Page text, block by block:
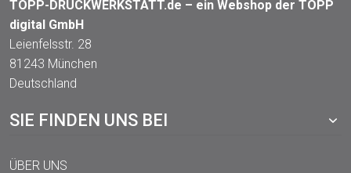
TOPP-DRUCKWERKSTATT.de – ein Webshop der TOPP
digital GmbH
Leienfelsstr. 28
Deutschland
SIE FINDEN UNS BEI